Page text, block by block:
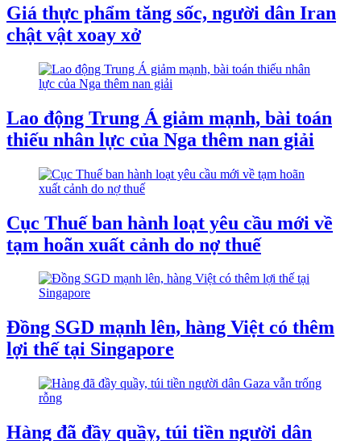
Giá thực phẩm tăng sốc, người dân Iran
chật vật xoay xở
Lao động Trung Á giảm mạnh, bài toán
thiếu nhân lực của Nga thêm nan giải
Cục Thuế ban hành loạt yêu cầu mới về
tạm hoãn xuất cảnh do nợ thuế
Đồng SGD mạnh lên, hàng Việt có thêm
lợi thế tại Singapore
Hàng đã đầy quầy, túi tiền người dân